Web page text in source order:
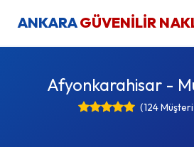
ANKARAGÜVENİLİR
Afyonkarahisar -
(124